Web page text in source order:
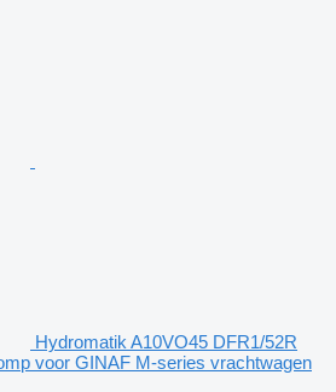
Hydromatik A10VO45 DFR1/52R
voor GINAF M-series vrachtwagen